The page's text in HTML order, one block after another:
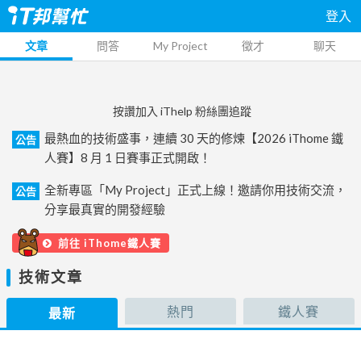
登入
文章 問答 My Project 徵才 聊天
按讚加入 iThelp 粉絲團追蹤
公告
最熱血的技術盛事，連續 30 天的修煉【2026 iThome 鐵
人賽】8 月 1 日賽事正式開啟！
公告
全新專區「My Project」正式上線！邀請你用技術交流，
分享最真實的開發經驗
前往 iThome鐵人賽
技術文章
最新 熱門 鐵人賽